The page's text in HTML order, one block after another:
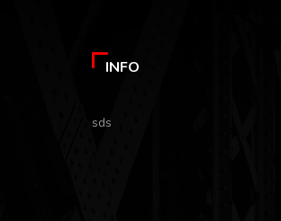
INFO
sds